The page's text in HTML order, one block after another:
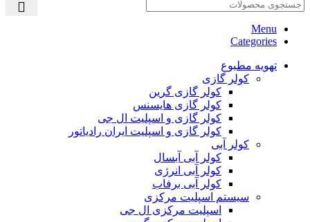
Menu
Categories
تهویه مطبوع
کولر گازی
کولر گازی گرین
کولر گازی هایسنس
کولر گازی و اسپلیت ال جی
کولر گازی و اسپلیت ایران رادیاتور
کولر آبی
کولر آبی آبسال
کولر آبی انرژی
کولر آبی برفاب
سیستم اسپلیت مرکزی
اسپلیت مرکزی ال جی